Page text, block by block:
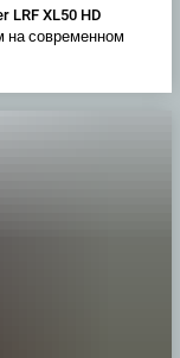
LRF XL50 HD
на современном